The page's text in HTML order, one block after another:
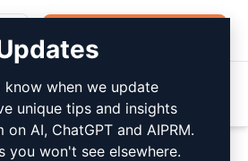
when we update
unique tips and insights
AI, ChatGPT and AIPRM.
you won't see elsewhere.